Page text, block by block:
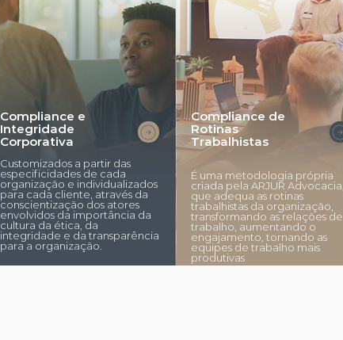
Compliance e
Integridade
Corporativa
Customizados a partir das
especificidades de cada
organização e individualizados
para cada cliente, através da
conscientização dos atores
envolvidos da importância da
cultura da ética, da
integridade e da transparência
para a organização.
Compliance de
Rotinas
Trabalhistas
É uma metodologia própria
criada pela ARJUR Advocacia,
que adequa as rotinas
trabalhistas da organização,
transformando as relações de
trabalho, aumentando o
engajamento, tornando as
equipes de trabalho mais
produtivas